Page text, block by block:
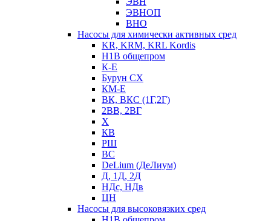
ЭВНОП
ВНО
Насосы для химически активных сред
KR, KRM, KRL Kordis
Н1В общепром
К-Е
Бурун СХ
КМ-Е
ВК, ВКС (1Г,2Г)
2ВВ, 2ВГ
Х
КВ
РШ
ВС
DeLium (ДеЛиум)
Д, 1Д, 2Д
НДс, НДв
ЦН
Насосы для высоковязких сред